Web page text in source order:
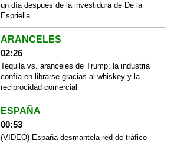
un día después de la investidura de De la
Espriella
ARANCELES
02:26
Tequila vs. aranceles de Trump: la industria
confía en librarse gracias al whiskey y la
reciprocidad comercial
ESPAÑA
00:53
(VIDEO) España desmantela red de tráfico